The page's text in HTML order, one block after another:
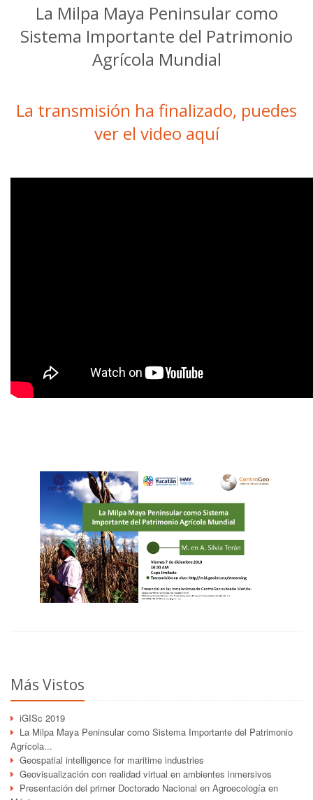
La Milpa Maya Peninsular como
Sistema Importante del Patrimonio
Agrícola Mundial
La transmisión ha finalizado, puedes
ver el video aquí
Más Vistos
iGISc 2019
La Milpa Maya Peninsular como Sistema Importante del Patrimonio
Agrícola...
Geospatial intelligence for maritime industries
Geovisualización con realidad virtual en ambientes inmersivos
Presentación del primer Doctorado Nacional en Agroecología en